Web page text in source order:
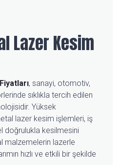
Lazer Kesim
, sanayi, otomotiv,
sıklıkla tercih edilen
Yüksek
lazer kesim işlemleri, iş
doğrulukla kesilmesini
malzemelerin lazerle
hızlı ve etkili bir şekilde